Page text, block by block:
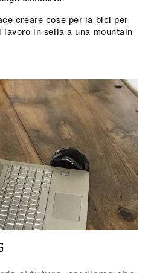
creare cose per la bici per
in sella a una mountain